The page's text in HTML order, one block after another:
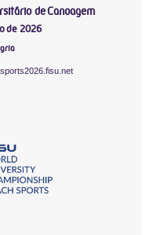
de Canoagem
de 2026